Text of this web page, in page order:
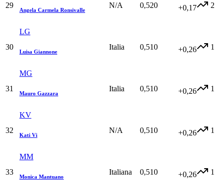
29
Angela Carmela Ronsivalle
N/A 0,520 +0,17 2
30
LG
Luisa Giannone
Italia 0,510 +0,26 1
31
MG
Mauro Gazzara
Italia 0,510 +0,26 1
32
KV
Kati Vi
N/A 0,510 +0,26 1
33
MM
Monica Mantuano
Italiana 0,510 +0,26 1